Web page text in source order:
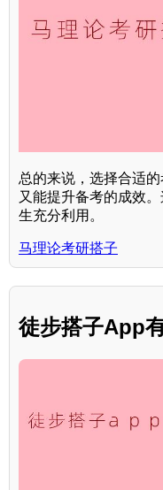
总的来说，选择合适
又能提升备考的成效
生充分利用。
马理论考研搭子
徒步搭子App